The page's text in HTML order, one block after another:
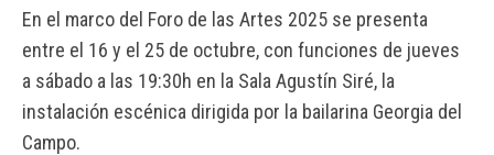
EXTENSIÓN
CREACIÓN E INVESTIGACIÓN
BIBLIOTECA
En el marco del Foro de las Artes 2025 se presenta
entre el 16 y el 25 de octubre, con funciones de jueves
a sábado a las 19:30h en la Sala Agustín Siré, la
instalación escénica dirigida por la bailarina Georgia del
Campo.